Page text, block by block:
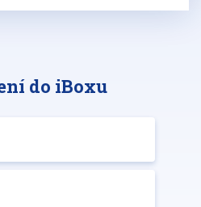
do iBoxu